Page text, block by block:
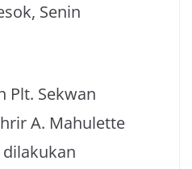
Senin
Plt. Sekwan
A. Mahulette